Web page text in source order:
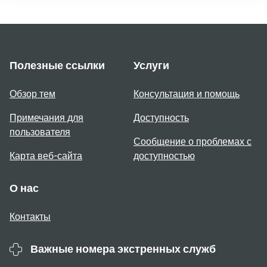
Полезные ссылки
Обзор тем
Примечания для
пользователя
Карта веб-сайта
Услуги
Консультация и помощь
Доступность
Сообщение о проблемах с
доступностью
О нас
Контакты
Важные номера экстренных служб